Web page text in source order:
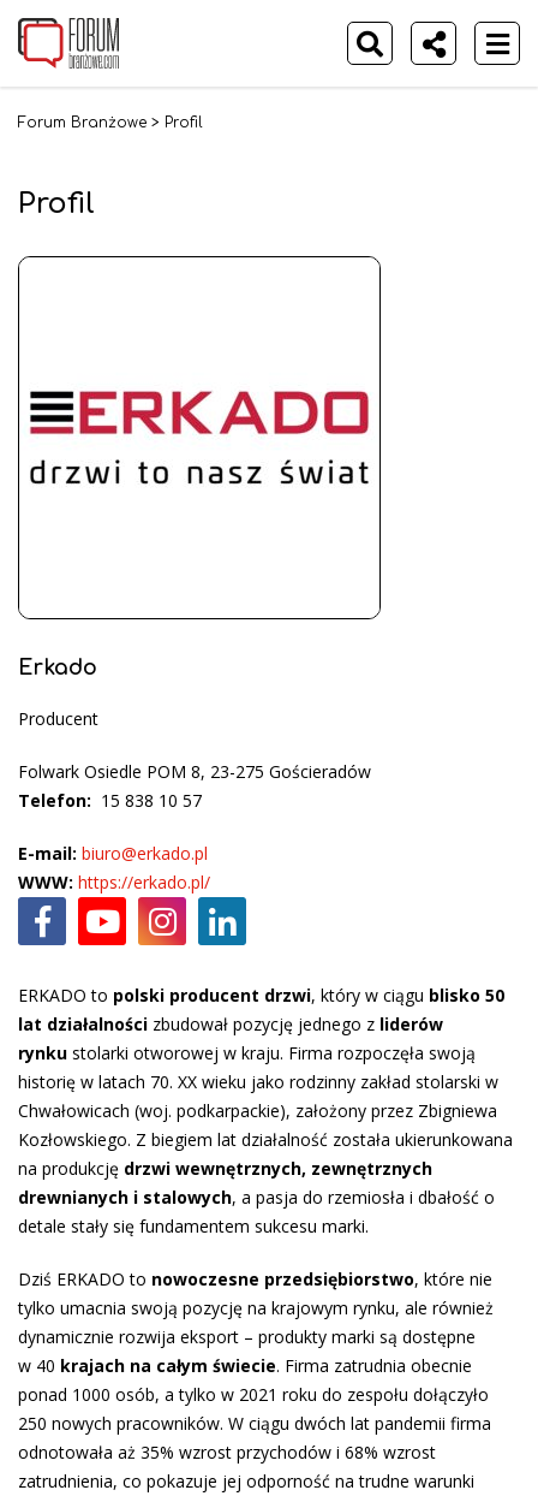
Forum Branżowe > Profil
Profil
Erkado
Producent
Folwark Osiedle POM 8, 23-275 Gościeradów
Telefon: 15 838 10 57
E-mail: biuro@erkado.pl
WWW: https://erkado.pl/
ERKADO to polski producent drzwi, który w ciągu blisko 50
lat działalności zbudował pozycję jednego z liderów
rynku stolarki otworowej w kraju. Firma rozpoczęła swoją
historię w latach 70. XX wieku jako rodzinny zakład stolarski w
Chwałowicach (woj. podkarpackie), założony przez Zbigniewa
Kozłowskiego. Z biegiem lat działalność została ukierunkowana
na produkcję drzwi wewnętrznych, zewnętrznych
drewnianych i stalowych, a pasja do rzemiosła i dbałość o
detale stały się fundamentem sukcesu marki.
Dziś ERKADO to nowoczesne przedsiębiorstwo, które nie
tylko umacnia swoją pozycję na krajowym rynku, ale również
dynamicznie rozwija eksport – produkty marki są dostępne
w 40 krajach na całym świecie. Firma zatrudnia obecnie
ponad 1000 osób, a tylko w 2021 roku do zespołu dołączyło
250 nowych pracowników. W ciągu dwóch lat pandemii firma
odnotowała aż 35% wzrost przychodów i 68% wzrost
zatrudnienia, co pokazuje jej odporność na trudne warunki